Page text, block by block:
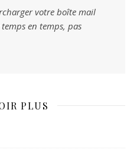
votre boîte mail
en temps, pas
PLUS